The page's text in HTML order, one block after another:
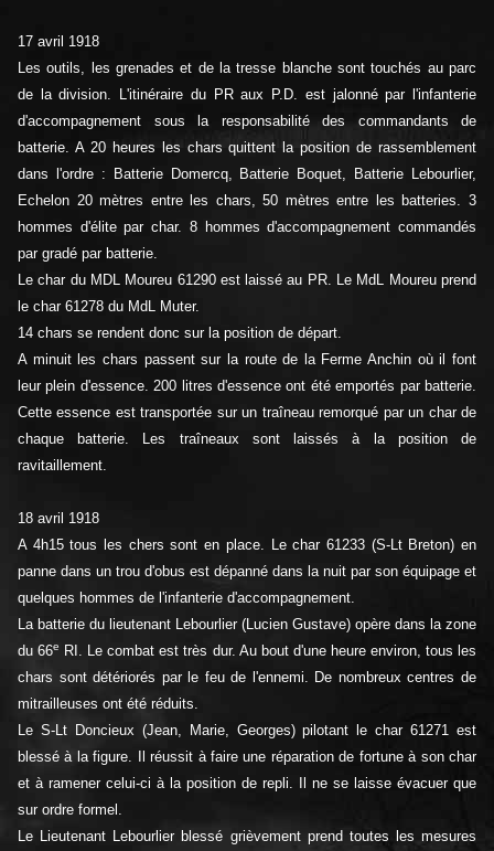
17 avril 1918
Les outils, les grenades et de la tresse blanche sont touchés au parc
de la division. L'itinéraire du PR aux P.D. est jalonné par l'infanterie
d'accompagnement sous la responsabilité des commandants de
batterie. A 20 heures les chars quittent la position de rassemblement
dans l'ordre : Batterie Domercq, Batterie Boquet, Batterie Lebourlier,
Echelon 20 mètres entre les chars, 50 mètres entre les batteries. 3
hommes d'élite par char. 8 hommes d'accompagnement commandés
par gradé par batterie.
Le char du MDL Moureu 61290 est laissé au PR. Le MdL Moureu prend
le char 61278 du MdL Muter.
14 chars se rendent donc sur la position de départ.
A minuit les chars passent sur la route de la Ferme Anchin où il font
leur plein d'essence. 200 litres d'essence ont été emportés par batterie.
Cette essence est transportée sur un traîneau remorqué par un char de
chaque batterie. Les traîneaux sont laissés à la position de
ravitaillement.
18 avril 1918
A 4h15 tous les chers sont en place. Le char 61233 (S-Lt Breton) en
panne dans un trou d'obus est dépanné dans la nuit par son équipage et
quelques hommes de l'infanterie d'accompagnement.
La batterie du lieutenant Lebourlier (Lucien Gustave) opère dans la zone
du 66e
RI. Le combat est très dur. Au bout d'une heure environ, tous les
chars sont détériorés par le feu de l'ennemi. De nombreux centres de
mitrailleuses ont été réduits.
Le S-Lt Doncieux (Jean, Marie, Georges) pilotant le char 61271 est
blessé à la figure. Il réussit à faire une réparation de fortune à son char
et à ramener celui-ci à la position de repli. Il ne se laisse évacuer que
sur ordre formel.
Le Lieutenant Lebourlier blessé grièvement prend toutes les mesures